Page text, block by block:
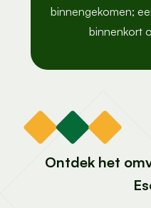
binnengekomen;
binnenkort
Ontdek het